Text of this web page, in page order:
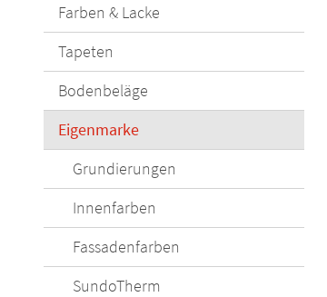
Farben & Lacke
Tapeten
Bodenbeläge
Eigenmarke
Grundierungen
Innenfarben
Fassadenfarben
SundoTherm